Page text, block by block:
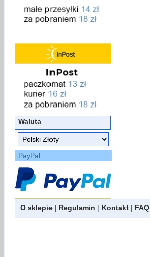
Waluta
PayPal
O sklepie | Regulamin | Kontakt | FAQ